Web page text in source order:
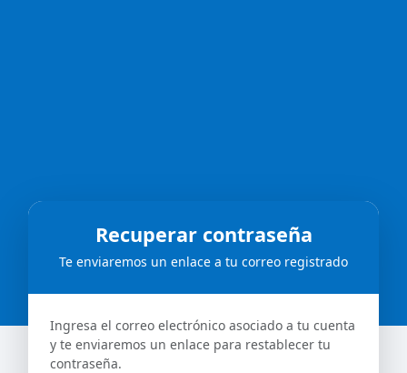
Recuperar contraseña
Te enviaremos un enlace a tu correo registrado
Ingresa el correo electrónico asociado a tu cuenta
y te enviaremos un enlace para restablecer tu
contraseña.